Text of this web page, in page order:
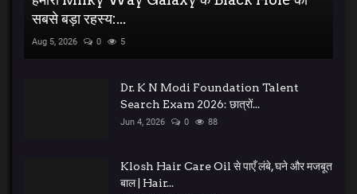
सबसे बड़ा रहस्य:...
Aug 5, 2026 0 5
Dr. K N Modi Foundation Talent
Search Exam 2026: छात्रों...
Jun 4, 2026 0 88
Klosh Hair Care Oil से पाएँ लंबे, घने और मजबूत
बाल | Hair...